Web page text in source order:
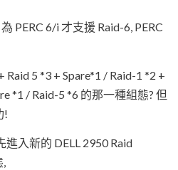
PERC 6/i 才支援 Raid-6, PERC
5 *3 + Spare*1 / Raid-1 *2 +
*1 / Raid-5 *6 的那一種組態? 但
!
入新的 DELL 2950 Raid
,